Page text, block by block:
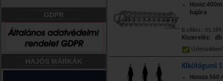
GDPR
HAJÓS MÁRKÁK
hajóra
B.cikksz.:
Kiszerelés: db
Kikötőgumi
Hossza 560